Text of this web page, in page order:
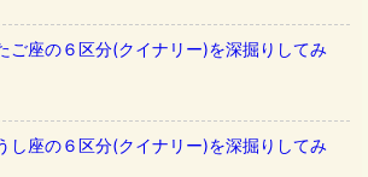
ご座の６区分(クイナリー)を深掘りしてみ
し座の６区分(クイナリー)を深掘りしてみ